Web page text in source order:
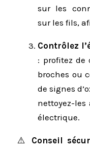
sur les
sur les fils,
Contrôlez
: profitez de
broches ou
de signes
nettoyez-
électrique.
⚠️ Conseil